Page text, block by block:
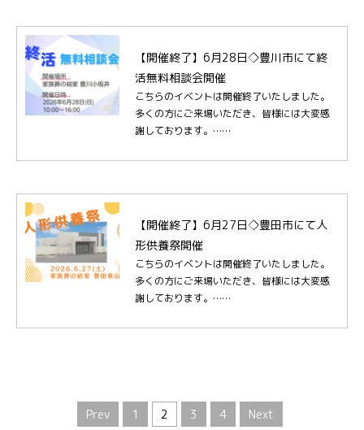
【開催終了】6月28日◇豊川市にて終
活無料相談会開催
こちらのイベントは開催終了いたしました。
多くの方にご来場いただき、皆様には大変感
謝しております。……
【開催終了】6月27日◇豊田市にて人
形供養祭開催
こちらのイベントは開催終了いたしました。
多くの方にご来場いただき、皆様には大変感
謝しております。……
Prev 1 2 3 4 Next